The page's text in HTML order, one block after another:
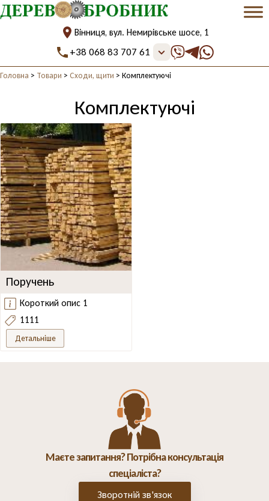
Вінниця, вул. Немирівське шосе, 1
+38 068 83 707 61
Головна > Товари > Сходи, щити > Комплектуючі
Комплектуючі
Поручень
Короткий опис 1
1111
Детальніше
Маєте запитання? Потрібна консультація
спеціаліста?
Зворотній зв'язок